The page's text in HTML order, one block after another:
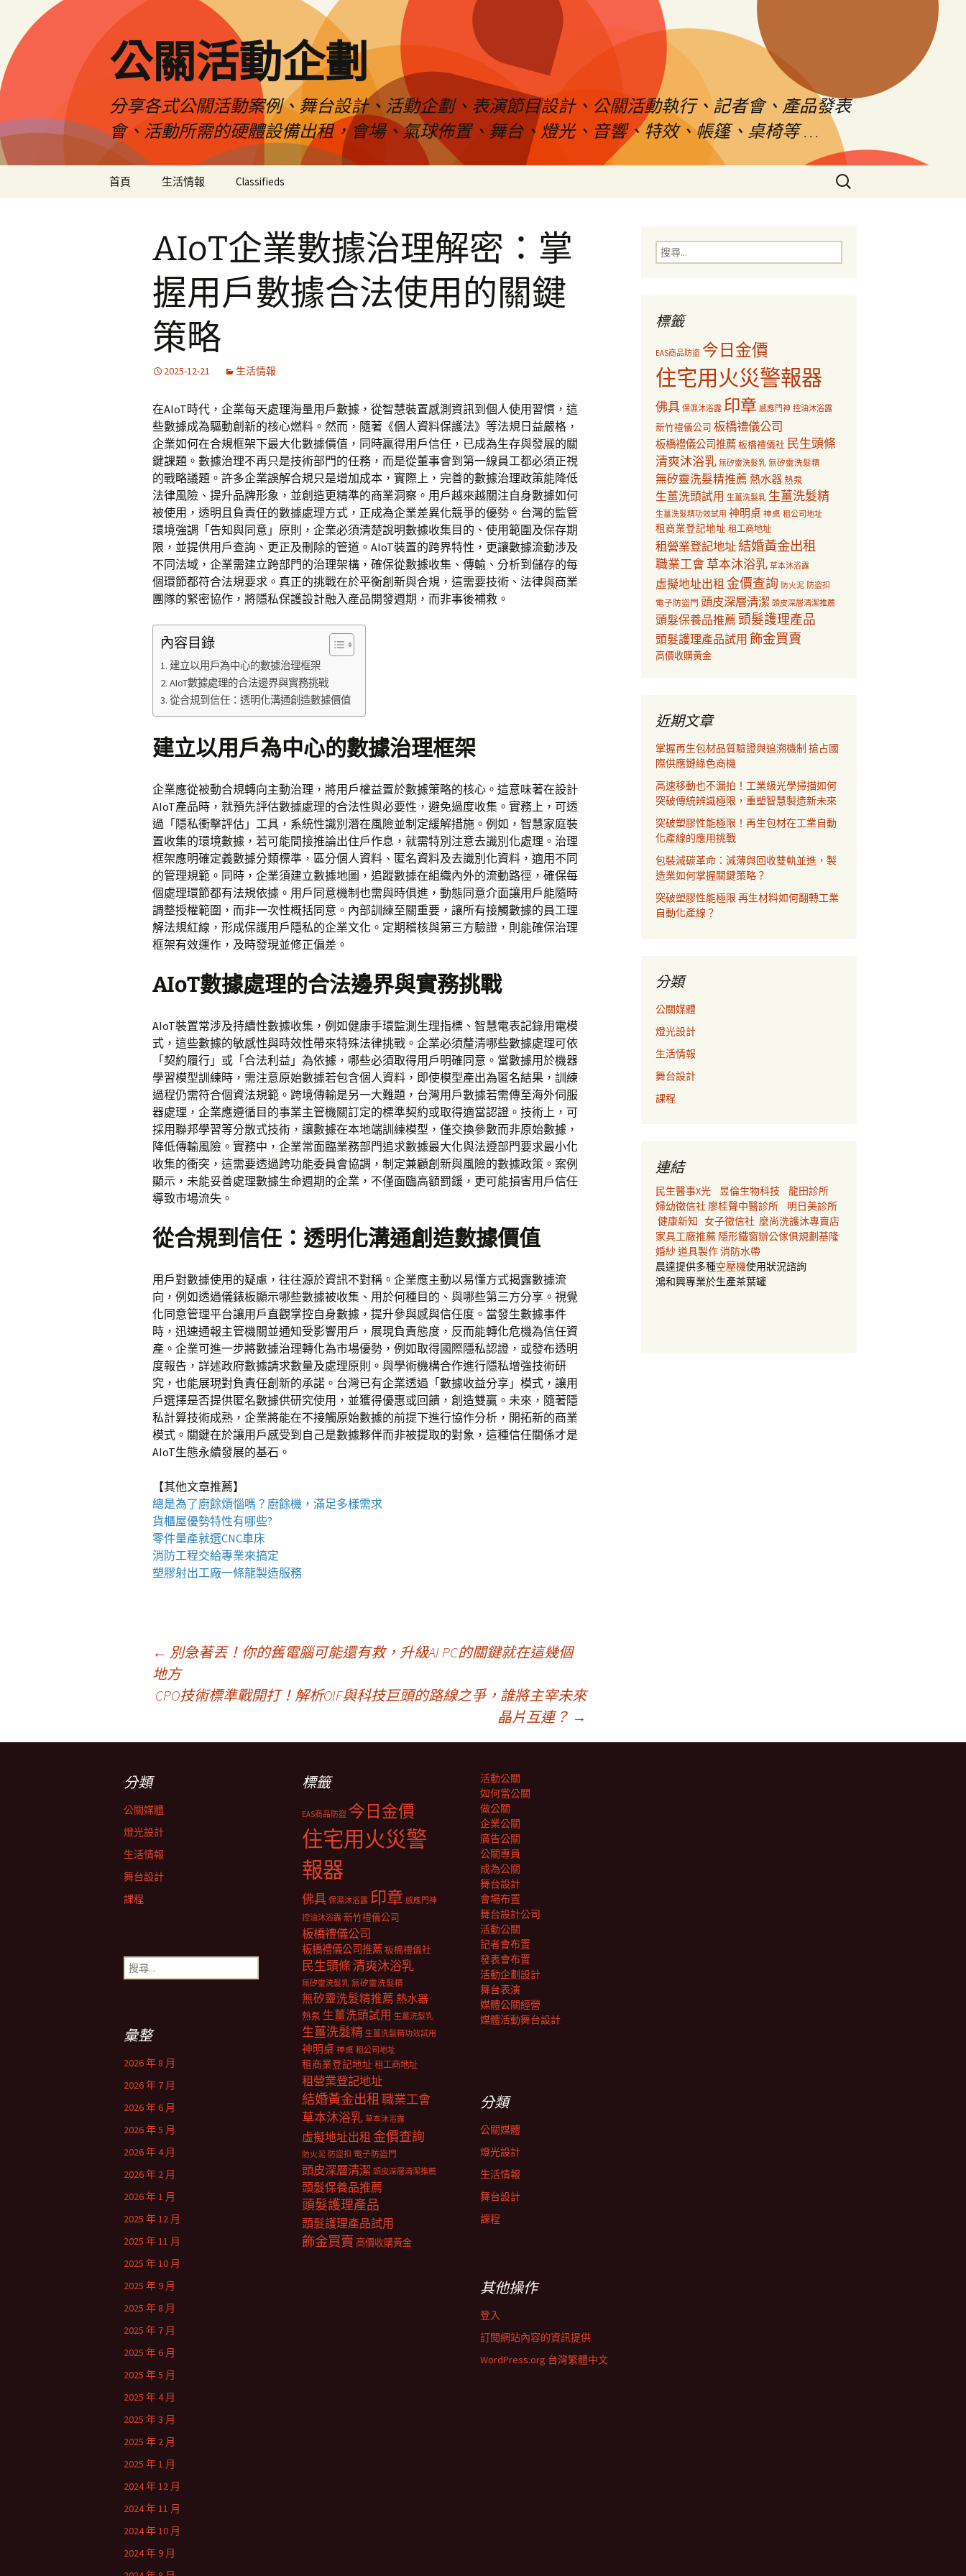
公關活動企劃
分享各式公關活動案例、舞台設計、活動企劃、表演節目設計、公關活動執行、記者會、產品發表
會、活動所需的硬體設備出租，會場、氣球佈置、舞台、燈光、音響、特效、帳篷、桌椅等 …
首頁 生活情報 Classifieds
搜
尋
字:
AIoT企業數據治理解密：掌
握用戶數據合法使用的關鍵
策略
2025-12-21 生活情報
在AIoT時代，企業每天處理海量用戶數據，從智慧裝置感測資訊到個人使用習慣，這
些數據成為驅動創新的核心燃料。然而，隨著《個人資料保護法》等法規日益嚴格，
企業如何在合規框架下最大化數據價值，同時贏得用戶信任，已成為生存與發展的關
鍵課題。數據治理不再只是技術部門的任務，而是從董事會到第一線員工都必須正視
的戰略議題。許多企業誤解合規只是增加成本，實際上，完善的數據治理政策能降低
法律風險、提升品牌形象，並創造更精準的商業洞察。用戶越來越關注自身數據如何
被使用，透明且負責任的數據處理方式，正成為企業差異化競爭的優勢。台灣的監管
環境強調「告知與同意」原則，企業必須清楚說明數據收集目的、使用範圍及保存期
限，並提供用戶查詢、更正及刪除的管道。AIoT裝置的跨界特性，更讓數據流動涉及
不同法域，企業需建立跨部門的治理架構，確保從數據收集、傳輸、分析到儲存的每
個環節都符合法規要求。真正的挑戰在於平衡創新與合規，這需要技術、法律與商業
團隊的緊密協作，將隱私保護設計融入產品開發週期，而非事後補救。
內容目錄
建立以用戶為中心的數據治理框架
AIoT數據處理的合法邊界與實務挑戰
從合規到信任：透明化溝通創造數據價值
建立以用戶為中心的數據治理框架
企業應從被動合規轉向主動治理，將用戶權益置於數據策略的核心。這意味著在設計
AIoT產品時，就預先評估數據處理的合法性與必要性，避免過度收集。實務上，可透
過「隱私衝擊評估」工具，系統性識別潛在風險並制定緩解措施。例如，智慧家庭裝
置收集的環境數據，若可能間接推論出住戶作息，就需特別注意去識別化處理。治理
框架應明確定義數據分類標準，區分個人資料、匿名資料及去識別化資料，適用不同
的管理規範。同時，企業須建立數據地圖，追蹤數據在組織內外的流動路徑，確保每
個處理環節都有法規依據。用戶同意機制也需與時俱進，動態同意介面讓用戶能隨時
調整授權範圍，而非一次性概括同意。內部訓練至關重要，讓所有接觸數據的員工理
解法規紅線，形成保護用戶隱私的企業文化。定期稽核與第三方驗證，則能確保治理
框架有效運作，及時發現並修正偏差。
AIoT數據處理的合法邊界與實務挑戰
AIoT裝置常涉及持續性數據收集，例如健康手環監測生理指標、智慧電表記錄用電模
式，這些數據的敏感性與時效性帶來特殊法律挑戰。企業必須釐清哪些數據處理可依
「契約履行」或「合法利益」為依據，哪些必須取得用戶明確同意。當數據用於機器
學習模型訓練時，需注意原始數據若包含個人資料，即使模型產出為匿名結果，訓練
過程仍需符合個資法規範。跨境傳輸是另一大難題，台灣用戶數據若需傳至海外伺服
器處理，企業應遵循目的事業主管機關訂定的標準契約或取得適當認證。技術上，可
採用聯邦學習等分散式技術，讓數據在本地端訓練模型，僅交換參數而非原始數據，
降低傳輸風險。實務中，企業常面臨業務部門追求數據最大化與法遵部門要求最小化
收集的衝突，這需要透過跨功能委員會協調，制定兼顧創新與風險的數據政策。案例
顯示，未能妥善處理數據生命週期的企業，不僅面臨高額罰鍰，更可能損害用戶信任
導致市場流失。
從合規到信任：透明化溝通創造數據價值
用戶對數據使用的疑慮，往往源於資訊不對稱。企業應主動以易懂方式揭露數據流
向，例如透過儀錶板顯示哪些數據被收集、用於何種目的、與哪些第三方分享。視覺
化同意管理平台讓用戶直觀掌控自身數據，提升參與感與信任度。當發生數據事件
時，迅速通報主管機關並通知受影響用戶，展現負責態度，反而能轉化危機為信任資
產。企業可進一步將數據治理轉化為市場優勢，例如取得國際隱私認證，或發布透明
度報告，詳述政府數據請求數量及處理原則。與學術機構合作進行隱私增強技術研
究，也能展現對負責任創新的承諾。台灣已有企業透過「數據收益分享」模式，讓用
戶選擇是否提供匿名數據供研究使用，並獲得優惠或回饋，創造雙贏。未來，隨著隱
私計算技術成熟，企業將能在不接觸原始數據的前提下進行協作分析，開拓新的商業
模式。關鍵在於讓用戶感受到自己是數據夥伴而非被提取的對象，這種信任關係才是
AIoT生態永續發展的基石。
【其他文章推薦】
總是為了廚餘煩惱嗎？ 廚餘機 ，滿足多樣需求
貨櫃屋優勢特性有哪些?
零件量產就選CNC車床
消防工程交給專業來搞定
塑膠射出工廠一條龍製造服務
導
← 別急著丟！你的舊電腦可能還有救，升級AI PC的關鍵就在這幾個
地方
CPO技術標準戰開打！解析OIF與科技巨頭的路線之爭，誰將主宰未來
晶片互連？ →
搜
尋
標籤
EAS商品防盜 今日金價
住宅用火災警報器
佛具 保濕沐浴露 印章 感應門神 控油沐浴露
新竹禮儀公司 板橋禮儀公司
板橋禮儀公司推薦板橋禮儀社 民生頭條
清爽沐浴乳 無矽靈洗髮乳 無矽靈洗髮精
無矽靈洗髮精推薦 熱水器 熱泵
生薑洗頭試用 生薑洗髮乳 生薑洗髮精
生薑洗髮精功效試用 神明桌 神桌 租公司地址
租商業登記地址 租工商地址
租營業登記地址結婚黃金出租
職業工會草本沐浴乳 草本沐浴露
虛擬地址出租 金價查詢 防火泥 防盜扣
電子防盜門 頭皮深層清潔 頭皮深層清潔推薦
頭髮保養品推薦 頭髮護理產品
頭髮護理產品試用 飾金買賣
高價收購黃金
近期文章
掌握再生包材品質驗證與追溯機制 搶占國
際供應鏈綠色商機
高速移動也不漏拍！工業級光學掃描如何
突破傳統辨識極限，重塑智慧製造新未來
突破塑膠性能極限！再生包材在工業自動
化產線的應用挑戰
包裝減碳革命：減薄與回收雙軌並進，製
造業如何掌握關鍵策略？
突破塑膠性能極限 再生材料如何翻轉工業
自動化產線？
分類
公關媒體
燈光設計
生活情報
舞台設計
課程
連結
民生醫事X光 昱倫生物科技
龍田診所
婦幼徵信社 廖桂聲中醫診所
明日美診所
健康新知 女子徵信社 麼尚洗護沐專賣店
家具工廠推薦 隱形鐵窗辦公傢俱規劃基隆
婚紗道具製作消防水帶
晨達提供多種空壓機使用狀況諮詢
鴻和興專業於生產茶葉罐
分類
公關媒體
燈光設計
生活情報
舞台設計
課程
標籤
EAS商品防盜 今日金價
住宅用火災警
報器
佛具 保濕沐浴露 印章 感應門神
控油沐浴露 新竹禮儀公司
板橋禮儀公司
板橋禮儀公司推薦板橋禮儀社
民生頭條清爽沐浴乳
無矽靈洗髮乳 無矽靈洗髮精
無矽靈洗髮精推薦 熱水器
熱泵 生薑洗頭試用 生薑洗髮乳
生薑洗髮精 生薑洗髮精功效試用
神明桌 神桌 租公司地址
租商業登記地址 租工商地址
租營業登記地址
結婚黃金出租職業工會
草本沐浴乳 草本沐浴露
虛擬地址出租 金價查詢
防火泥 防盜扣 電子防盜門
頭皮深層清潔 頭皮深層清潔推薦
頭髮保養品推薦
頭髮護理產品
頭髮護理產品試用
飾金買賣 高價收購黃金
活動公關
如何當公關
做公關
企業公關
廣告公關
公關專員
成為公關
舞台設計
會場布置
舞台設計公司
活動公關
記者會布置
發表會布置
活動企劃設計
舞台表演
媒體公關經營
媒體活動舞台設計
搜
尋
彙整
2026 年 8 月
2026 年 7 月
2026 年 6 月
2026 年 5 月
2026 年 4 月
2026 年 2 月
2026 年 1 月
2025 年 12 月
2025 年 11 月
2025 年 10 月
2025 年 9 月
2025 年 8 月
2025 年 7 月
2025 年 6 月
2025 年 5 月
2025 年 4 月
2025 年 3 月
2025 年 2 月
2025 年 1 月
2024 年 12 月
2024 年 11 月
2024 年 10 月
2024 年 9 月
分類
公關媒體
燈光設計
生活情報
舞台設計
課程
其他操作
登入
訂閱網站內容的資訊提供
WordPress.org 台灣繁體中文